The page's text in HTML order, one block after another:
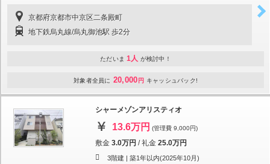
京都府京都市中京区二条殿町
地下鉄烏丸線/烏丸御池駅 歩2分
ただいま 1人 が検討中！
対象者全員に 20,000 円 キャッシュバック!
シャーメゾンアリスティオ
13.6万円 (管理費 9,000円)
敷金 3.0万円 /礼金 25.0万円
3階建 | 築1年以内(2025年10月)